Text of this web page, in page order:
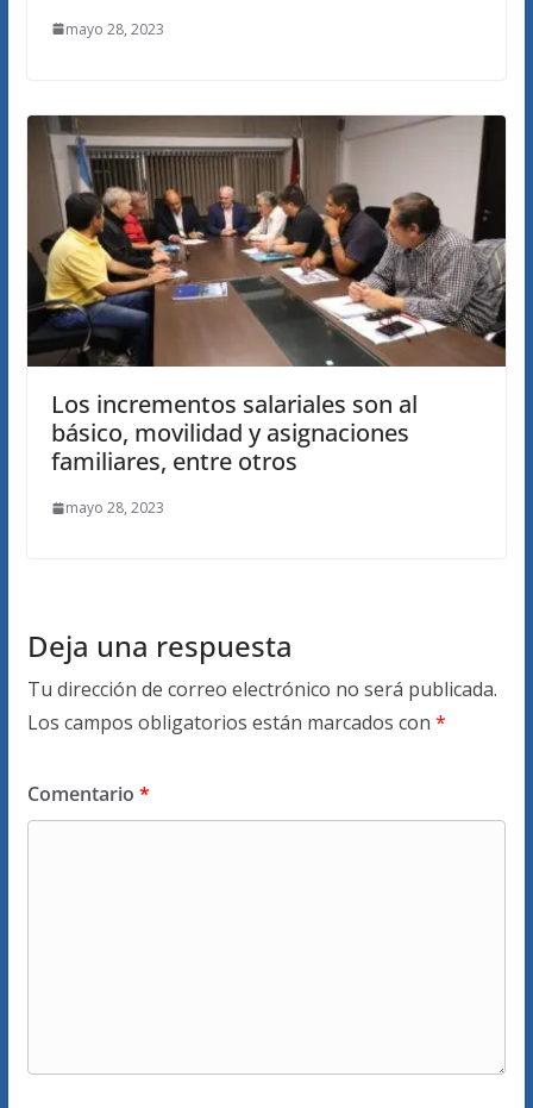
mayo 28, 2023
Los incrementos salariales son al
básico, movilidad y asignaciones
familiares, entre otros
mayo 28, 2023
Deja una respuesta
Tu dirección de correo electrónico no será publicada.
Los campos obligatorios están marcados con *
Comentario *